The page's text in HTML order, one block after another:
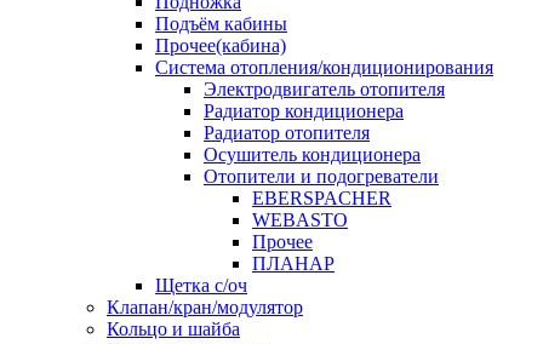
Подъём кабины
Прочее(кабина)
Система отопления/кондиционирования
Электродвигатель отопителя
Радиатор кондиционера
Радиатор отопителя
Осушитель кондиционера
Отопители и подогреватели
EBERSPACHER
WEBASTO
Прочее
ПЛАНАР
Щетка с/оч
Клапан/кран/модулятор
Кольцо и шайба